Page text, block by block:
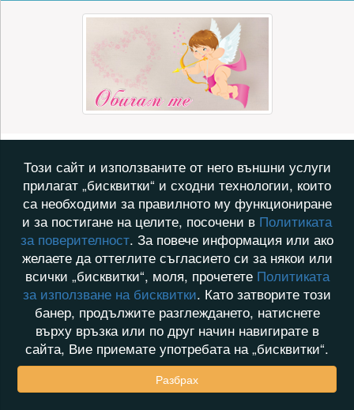
Този сайт и използваните от него външни услуги
прилагат „бисквитки“ и сходни технологии, които
са необходими за правилното му функциониране
и за постигане на целите, посочени в Политиката
за поверителност. За повече информация или ако
желаете да оттеглите съгласието си за някои или
всички „бисквитки“, моля, прочетете Политиката
за използване на бисквитки. Като затворите този
банер, продължите разглеждането, натиснете
върху връзка или по друг начин навигирате в
сайта, Вие приемате употребата на „бисквитки“.
Разбрах